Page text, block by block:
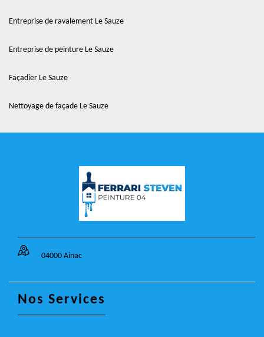
Entreprise de ravalement Le Sauze
Entreprise de peinture Le Sauze
Façadier Le Sauze
Nettoyage de façade Le Sauze
04000 Ainac
Nos Services